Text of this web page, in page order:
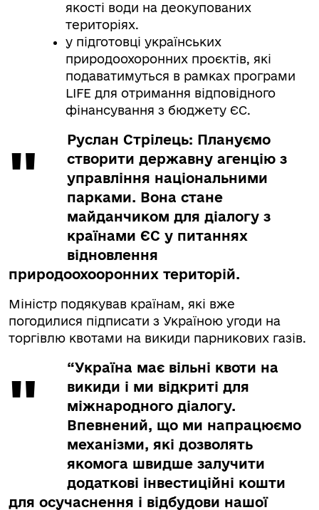
якості води на деокупованих
територіях.
у підготовці українських
природоохоронних проєктів, які
подаватимуться в рамках програми
LIFE для отримання відповідного
фінансування з бюджету ЄС.
Руслан Стрілець: Плануємо
створити державну агенцію з
управління національними
парками. Вона стане
майданчиком для діалогу з
країнами ЄС у питаннях
відновлення
природоохооронних територій.
Міністр подякував країнам, які вже
погодилися підписати з Україною угоди на
торгівлю квотами на викиди парникових газів.
“Україна має вільні квоти на
викиди і ми відкриті для
міжнародного діалогу.
Впевнений, що ми напрацюємо
механізми, які дозволять
якомога швидше залучити
додаткові інвестиційні кошти
для осучаснення і відбудови нашої